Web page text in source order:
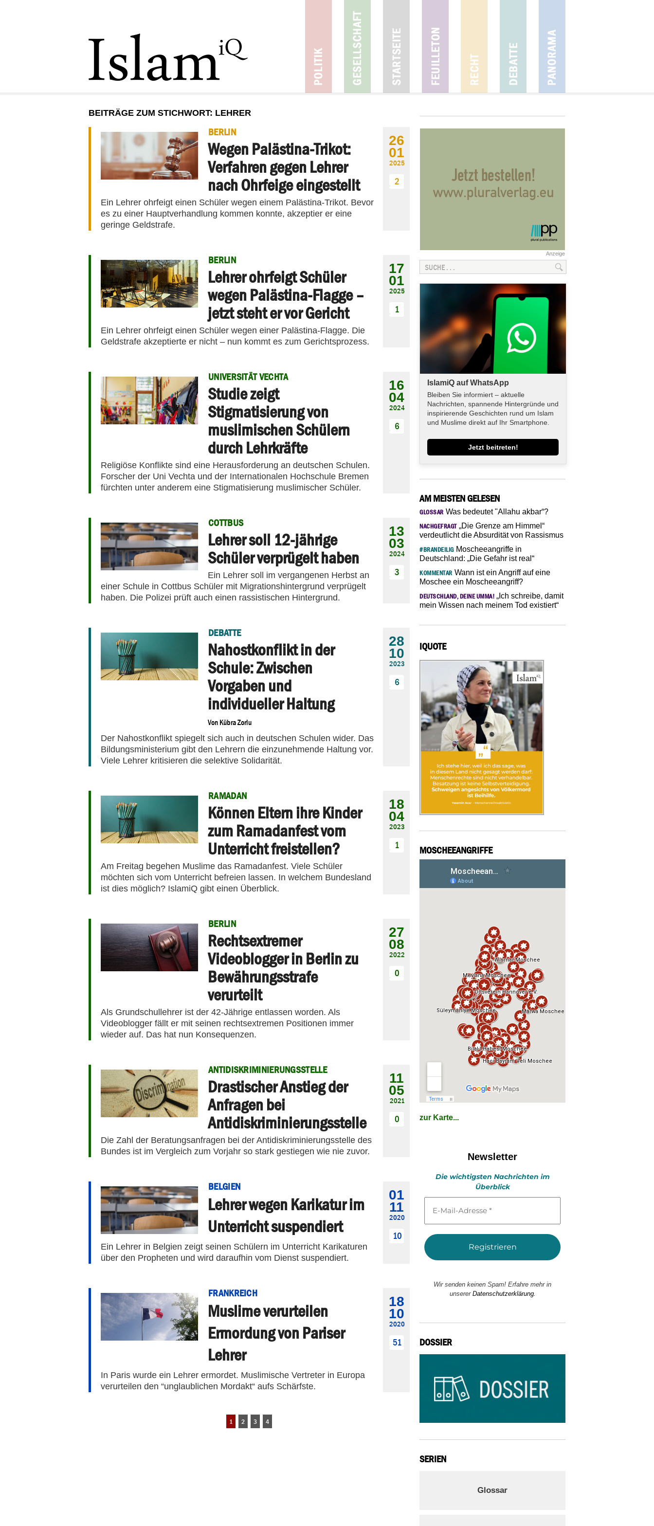
BEITRÄGE ZUM STICHWORT: LEHRER
BERLIN
Wegen Palästina-Trikot:
Verfahren gegen Lehrer
nach Ohrfeige eingestellt
Ein Lehrer ohrfeigt einen Schüler wegen einem Palästina-Trikot. Bevor
es zu einer Hauptverhandlung kommen konnte, akzeptier er eine
geringe Geldstrafe.
26
01
2025
2
BERLIN
Lehrer ohrfeigt Schüler
wegen Palästina-Flagge –
jetzt steht er vor Gericht
Ein Lehrer ohrfeigt einen Schüler wegen einer Palästina-Flagge. Die
Geldstrafe akzeptierte er nicht – nun kommt es zum Gerichtsprozess.
17
01
2025
1
UNIVERSITÄT VECHTA
Studie zeigt
Stigmatisierung von
muslimischen Schülern
durch Lehrkräfte
Religiöse Konflikte sind eine Herausforderung an deutschen Schulen.
Forscher der Uni Vechta und der Internationalen Hochschule Bremen
fürchten unter anderem eine Stigmatisierung muslimischer Schüler.
16
04
2024
6
COTTBUS
Lehrer soll 12-jährige
Schüler verprügelt haben
Ein Lehrer soll im vergangenen Herbst an
einer Schule in Cottbus Schüler mit Migrationshintergrund verprügelt
haben. Die Polizei prüft auch einen rassistischen Hintergrund.
13
03
2024
3
DEBATTE
Nahostkonflikt in der
Schule: Zwischen
Vorgaben und
individueller Haltung
Von Kübra Zorlu
Der Nahostkonflikt spiegelt sich auch in deutschen Schulen wider. Das
Bildungsministerium gibt den Lehrern die einzunehmende Haltung vor.
Viele Lehrer kritisieren die selektive Solidarität.
28
10
2023
6
RAMADAN
Können Eltern ihre Kinder
zum Ramadanfest vom
Unterricht freistellen?
Am Freitag begehen Muslime das Ramadanfest. Viele Schüler
möchten sich vom Unterricht befreien lassen. In welchem Bundesland
ist dies möglich? IslamiQ gibt einen Überblick.
18
04
2023
1
BERLIN
Rechtsextremer
Videoblogger in Berlin zu
Bewährungsstrafe
verurteilt
Als Grundschullehrer ist der 42-Jährige entlassen worden. Als
Videoblogger fällt er mit seinen rechtsextremen Positionen immer
wieder auf. Das hat nun Konsequenzen.
27
08
2022
0
ANTIDISKRIMINIERUNGSSTELLE
Drastischer Anstieg der
Anfragen bei
Antidiskriminierungsstelle
Die Zahl der Beratungsanfragen bei der Antidiskriminierungsstelle des
Bundes ist im Vergleich zum Vorjahr so stark gestiegen wie nie zuvor.
11
05
2021
0
BELGIEN
Lehrer wegen Karikatur im
Unterricht suspendiert
Ein Lehrer in Belgien zeigt seinen Schülern im Unterricht Karikaturen
über den Propheten und wird daraufhin vom Dienst suspendiert.
01
11
2020
10
FRANKREICH
Muslime verurteilen
Ermordung von Pariser
Lehrer
In Paris wurde ein Lehrer ermordet. Muslimische Vertreter in Europa
verurteilen den “unglaublichen Mordakt“ aufs Schärfste.
18
10
2020
51
1 2 3 4
Anzeige
IslamiQ auf WhatsApp
Bleiben Sie informiert – aktuelle
Nachrichten, spannende Hintergründe und
inspirierende Geschichten rund um Islam
und Muslime direkt auf Ihr Smartphone.
Jetzt beitreten!
AM MEISTEN GELESEN
GLOSSAR Was bedeutet "Allahu akbar“?
NACHGEFRAGT„Die Grenze am Himmel“
verdeutlicht die Absurdität von Rassismus
#BRANDEILIGMoscheeangriffe in
Deutschland: „Die Gefahr ist real“
KOMMENTAR Wann ist ein Angriff auf eine
Moschee ein Moscheeangriff?
DEUTSCHLAND, DEINE UMMA! „Ich schreibe, damit
mein Wissen nach meinem Tod existiert“
IQUOTE
MOSCHEEANGRIFFE
zur Karte...
Newsletter
Die wichtigsten Nachrichten im
Überblick
Mail-
*
Wir senden keinen Spam! Erfahre mehr in
unserer Datenschutzerklärung.
DOSSIER
SERIEN
Glossar